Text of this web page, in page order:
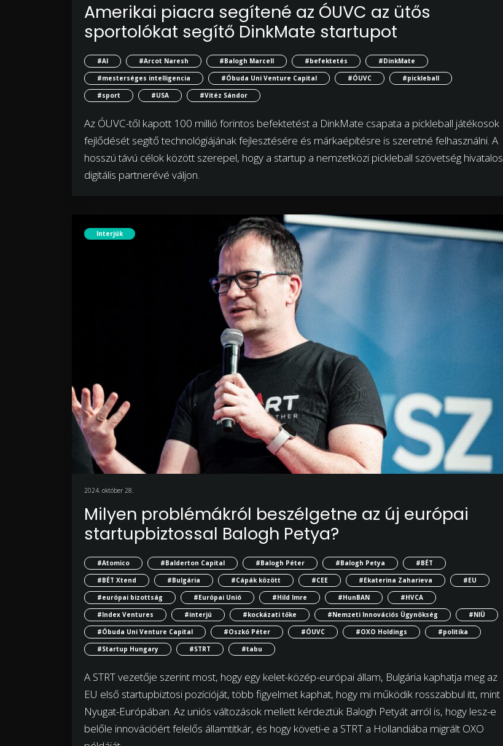
Amerikai piacra segítené az ÓUVC az ütős
sportolókat segítő DinkMate startupot
#AI #Arcot Naresh #Balogh Marcell #befektetés
#DinkMate
#mesterséges intelligencia
#Óbuda Uni Venture Capital #ÓUVC
#pickleball
#sport
#USA #Vitéz Sándor
Az ÓUVC-től kapott 100 millió forintos befektetést a DinkMate csapata a pickleball játékosok
fejlődését segítő technológiájának fejlesztésére és márkaépítésre is szeretné felhasználni. A
hosszú távú célok között szerepel, hogy a startup a nemzetközi pickleball szövetség hivatalos
digitális partnerévé váljon.
Interjúk
2024. október 28.
Milyen problémákról beszélgetne az új európai
startupbiztossal Balogh Petya?
#Atomico #Balderton Capital #Balogh Péter #Balogh Petya
#BÉT
#BÉT Xtend
#Bulgária #Cápák között #CEE #Ekaterina Zaharieva
#EU
#európai bizottság
#Európai Unió #Hild Imre #HunBAN
#HVCA
#Index Ventures
#interjú #kockázati tőke #Nemzeti Innovációs Ügynökség
#NIÜ
#Óbuda Uni Venture Capital
#Oszkó Péter #ÓUVC #OXO Holdings
#politika
#Startup Hungary
#STRT #tabu
A STRT vezetője szerint most, hogy egy kelet-közép-európai állam, Bulgária kaphatja meg az
EU első startupbiztosi pozícióját, több figyelmet kaphat, hogy mi működik rosszabbul itt, mint
Nyugat-Európában. Az uniós változások mellett kérdeztük Balogh Petyát arról is, hogy lesz-e
belőle innovációért felelős államtitkár, és hogy követi-e a STRT a Hollandiába migrált OXO